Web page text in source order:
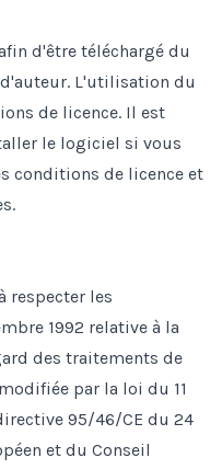
d'être téléchargé du
L'utilisation du
de licence. Il est
le logiciel si vous
conditions de licence et
respecter les
1992 relative à la
des traitements de
par la loi du 11
95/46/CE du 24
et du Conseil